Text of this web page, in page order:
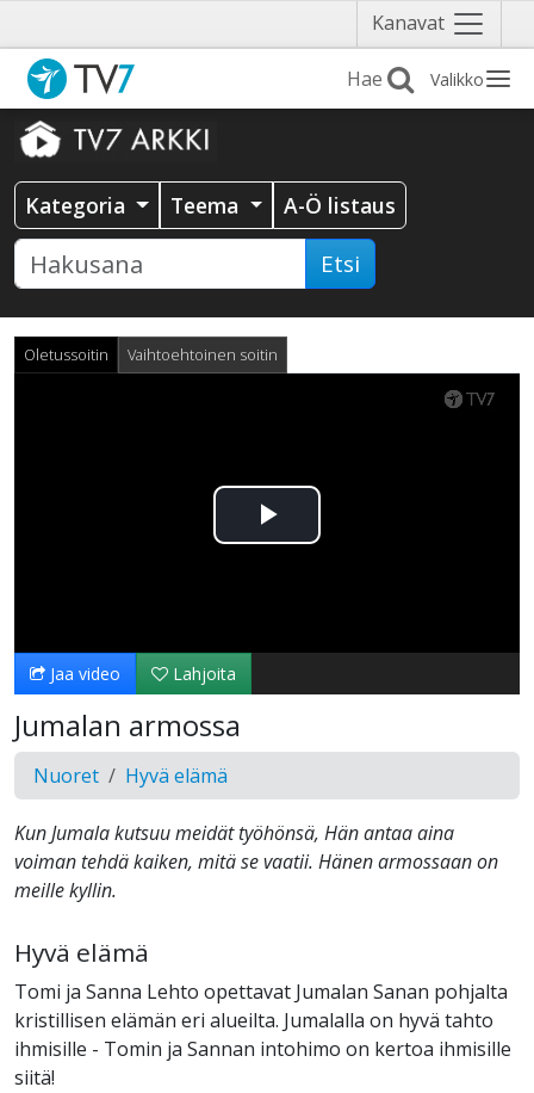
Kanavat Näytä
valikko
Valikko
Kategoria Teema A-Ö listaus
Etsi
Oletussoitin Vaihtoehtoinen soitin
Toista
Jaa video Lahjoita
Jumalan armossa
Nuoret Hyvä elämä
Kun Jumala kutsuu meidät työhönsä, Hän antaa aina
voiman tehdä kaiken, mitä se vaatii. Hänen armossaan on
meille kyllin.
Hyvä elämä
Tomi ja Sanna Lehto opettavat Jumalan Sanan pohjalta
kristillisen elämän eri alueilta. Jumalalla on hyvä tahto
ihmisille - Tomin ja Sannan intohimo on kertoa ihmisille
siitä!